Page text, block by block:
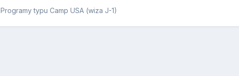
Programy typu Camp USA (wiza J-1)